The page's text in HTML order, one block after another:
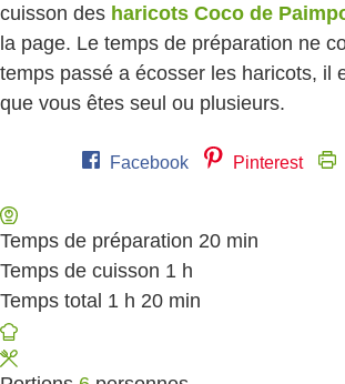
cuisson des haricots Coco de
la page. Le temps de préparation ne
temps passé a écosser les haricots, il
que vous êtes seul ou plusieurs.
Facebook Pinterest
Temps de préparation 20 minutes
min
Temps de cuisson 1 heure
h
Temps total 1 heure
h 20 minutes
min